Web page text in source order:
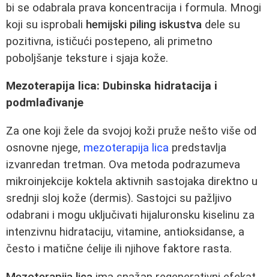
bi se odabrala prava koncentracija i formula. Mnogi
koji su isprobali hemijski piling iskustva dele su
pozitivna, ističući postepeno, ali primetno
poboljšanje teksture i sjaja kože.
Mezoterapija lica: Dubinska hidratacija i
podmlađivanje
Za one koji žele da svojoj koži pruže nešto više od
osnovne njege, mezoterapija lica predstavlja
izvanredan tretman. Ova metoda podrazumeva
mikroinjekcije koktela aktivnih sastojaka direktno u
srednji sloj kože (dermis). Sastojci su pažljivo
odabrani i mogu uključivati hijaluronsku kiselinu za
intenzivnu hidrataciju, vitamine, antioksidanse, a
često i matične ćelije ili njihove faktore rasta.